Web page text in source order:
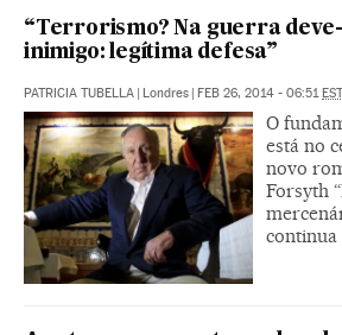
“Terrorismo? Na guerra
inimigo: legítima defesa”
PATRICIA TUBELLA | Londres | FEB 26, 2014 - 06:51EST
O
está no
novo
Forsyth
continua